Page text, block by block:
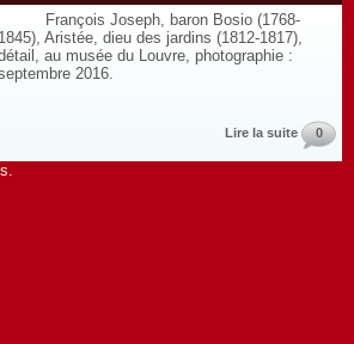
François Joseph, baron Bosio (1768-
1845), Aristée, dieu des jardins (1812-1817),
au musée du Louvre, photographie :
2016.
Lire la suite 0